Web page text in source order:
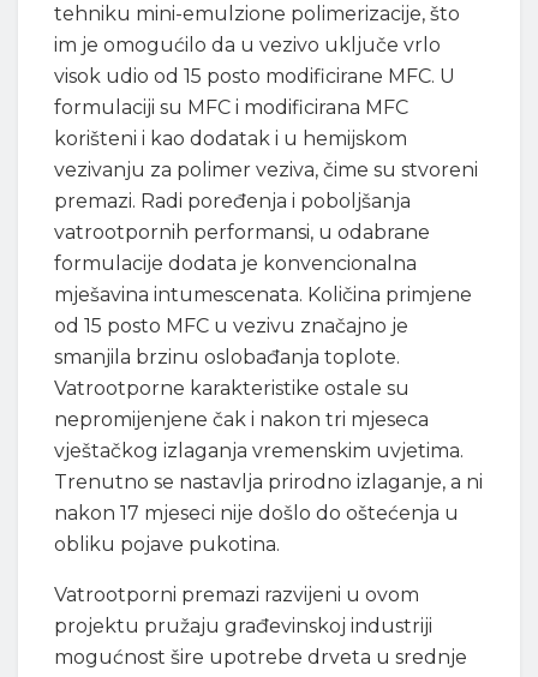
tehniku mini-emulzione polimerizacije, što
im je omogućilo da u vezivo uključe vrlo
visok udio od 15 posto modificirane MFC. U
formulaciji su MFC i modificirana MFC
korišteni i kao dodatak i u hemijskom
vezivanju za polimer veziva, čime su stvoreni
premazi. Radi poređenja i poboljšanja
vatrootpornih performansi, u odabrane
formulacije dodata je konvencionalna
mješavina intumescenata. Količina primjene
od 15 posto MFC u vezivu značajno je
smanjila brzinu oslobađanja toplote.
Vatrootporne karakteristike ostale su
nepromijenjene čak i nakon tri mjeseca
vještačkog izlaganja vremenskim uvjetima.
Trenutno se nastavlja prirodno izlaganje, a ni
nakon 17 mjeseci nije došlo do oštećenja u
obliku pojave pukotina.
Vatrootporni premazi razvijeni u ovom
projektu pružaju građevinskoj industriji
mogućnost šire upotrebe drveta u srednje